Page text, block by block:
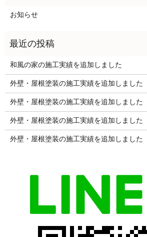
お知らせ
和風の家の施工実績を追加しました
外壁・屋根塗装の施工実績を追加しました
外壁・屋根塗装の施工実績を追加しました
外壁・屋根塗装の施工実績を追加しました
外壁・屋根塗装の施工実績を追加しました